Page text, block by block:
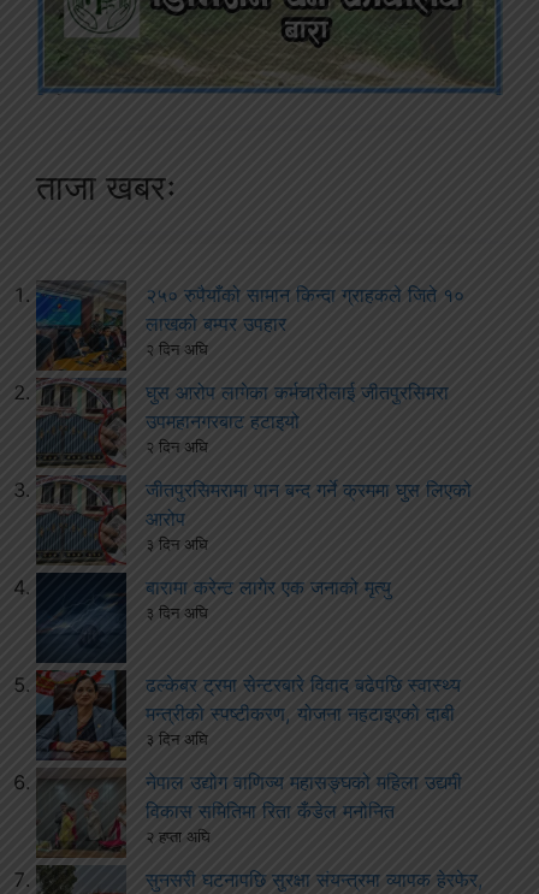
ताजा खबरः
२५० रुपैयाँको सामान किन्दा ग्राहकले जिते १०
लाखको बम्पर उपहार
२ दिन अघि
घुस आरोप लागेका कर्मचारीलाई जीतपुरसिमरा
उपमहानगरबाट हटाइयो
२ दिन अघि
जीतपुरसिमरामा पान बन्द गर्ने क्रममा घुस लिएको
आरोप
३ दिन अघि
बारामा करेन्ट लागेर एक जनाको मृत्यु
३ दिन अघि
ढल्केबर ट्रमा सेन्टरबारे विवाद बढेपछि स्वास्थ्य
मन्त्रीको स्पष्टीकरण, योजना नहटाइएको दाबी
३ दिन अघि
नेपाल उद्योग वाणिज्य महासङ्घको महिला उद्यमी
विकास समितिमा रिता कँडेल मनोनित
२ हप्ता अघि
सुनसरी घटनापछि सुरक्षा संयन्त्रमा व्यापक हेरफेर,